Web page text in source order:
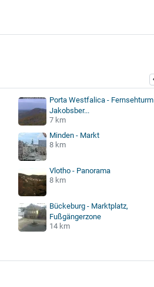
Porta Westfalica - Fernsehturm
Jakobsber...
7 km
Minden - Markt
8 km
Vlotho - Panorama
8 km
Bückeburg - Marktplatz,
Fußgängerzone
14 km